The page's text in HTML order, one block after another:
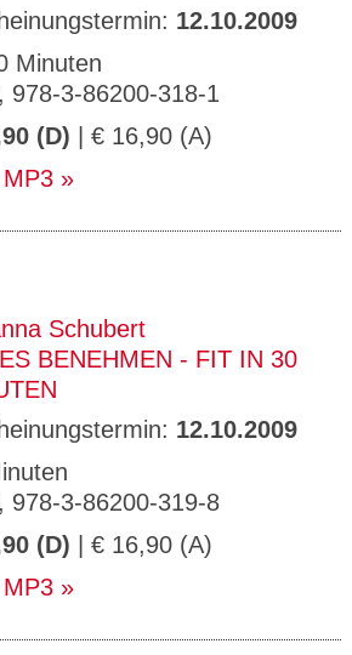
12.10.2009
Minuten
978-3-86200-318-1
(D) | € 16,90 (A)
Schubert
BENEHMEN - FIT IN 30
12.10.2009
978-3-86200-319-8
(D) | € 16,90 (A)